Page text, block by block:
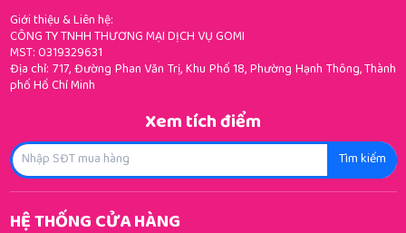
Giới thiệu & Liên hệ:
CÔNG TY TNHH THƯƠNG MẠI DỊCH VỤ GOMI
MST: 0319329631
Địa chỉ: 717, Đường Phan Văn Trị, Khu Phố 18, Phường Hạnh Thông, Thành
phố Hồ Chí Minh
Xem tích điểm
Tìm kiếm
HỆ THỐNG CỬA HÀNG